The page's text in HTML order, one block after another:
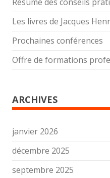
Les livres de Jacques
Prochaines conférences
Offre de formations
ARCHIVES
janvier 2026
décembre 2025
septembre 2025